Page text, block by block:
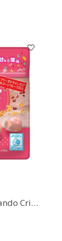
Bourbon Petit Bite Rumando Crispy Strawberry Tart